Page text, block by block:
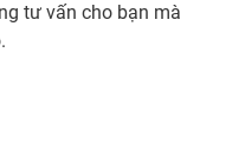
tư vấn cho bạn mà